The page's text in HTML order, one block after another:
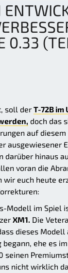
0.33
soll der T-72B im
doch das
auf diesem
ausgewiesener
darüber hinaus
voran die
wir euch heute
Modell im Spiel
XM1. Die
dieses Modell
ehe es
seinen
nicht wirklich